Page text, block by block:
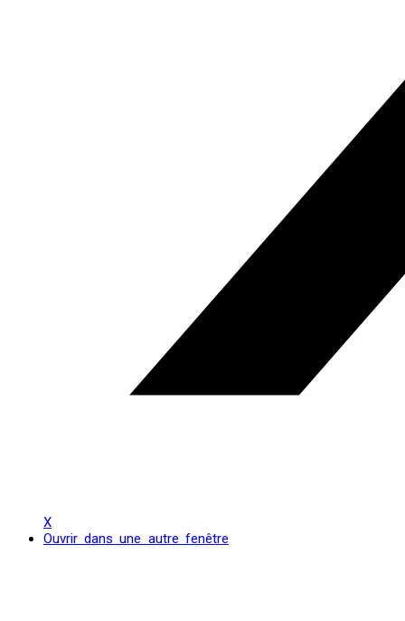
X
Ouvrir dans une autre fenêtre